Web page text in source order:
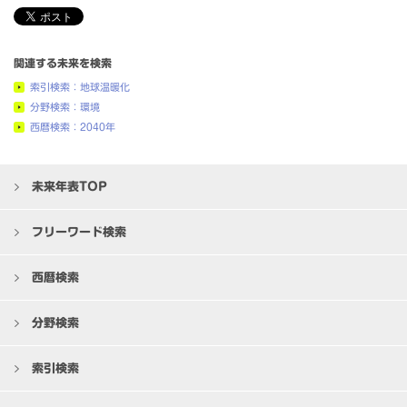
関連する未来を検索
索引検索：地球温暖化
分野検索：環境
西暦検索：2040年
未来年表TOP
フリーワード検索
西暦検索
分野検索
索引検索